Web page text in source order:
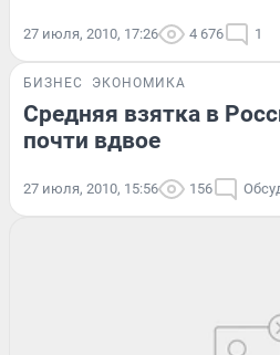
27 июля, 2010, 17:26 4 676 1
БИЗНЕС ЭКОНОМИКА
Средняя взятка в
почти вдвое
27 июля, 2010, 15:56 156